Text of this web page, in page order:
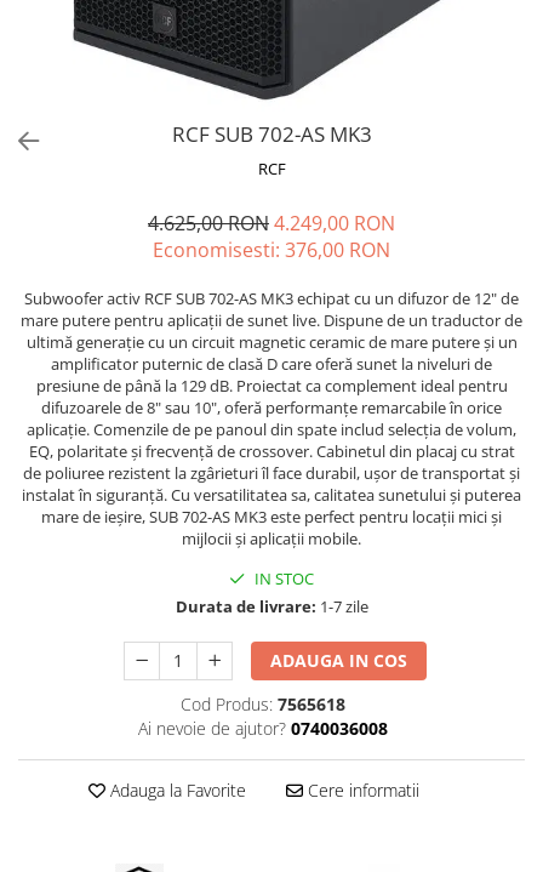
calibrare
Microfoane de studio
Microfoane de Suprafata
Microfoane lavaliera si headset
Microfoane pt Camere Video
conferinta
Microfoane Ribbon
Microfoane stereo
Microfoane Suspendabile
Microfoane wireless si sisteme
Stative de microfon
Studio si inregistrari
Accesorii de microfoane
Accesorii echipamente de studio
Controllere MIDI - USB DAW
Controllere monitoare de studio
Interfete audio
Microfoane de studio
RCF SUB 702-AS MK3
RCF
4.625,00 RON4.249,00 RON
Economisesti: 376,00 RON
Subwoofer activ RCF SUB 702-AS MK3 echipat cu un difuzor de 12" de
mare putere pentru aplicații de sunet live. Dispune de un traductor de
ultimă generație cu un circuit magnetic ceramic de mare putere și un
amplificator puternic de clasă D care oferă sunet la niveluri de
presiune de până la 129 dB. Proiectat ca complement ideal pentru
difuzoarele de 8" sau 10", oferă performanțe remarcabile în orice
aplicație. Comenzile de pe panoul din spate includ selecția de volum,
EQ, polaritate și frecvență de crossover. Cabinetul din placaj cu strat
de poliuree rezistent la zgârieturi îl face durabil, ușor de transportat și
instalat în siguranță. Cu versatilitatea sa, calitatea sunetului și puterea
mare de ieșire, SUB 702-AS MK3 este perfect pentru locații mici și
mijlocii și aplicații mobile.
IN STOC
Durata de livrare: 1-7 zile
ADAUGA IN COS
Cod Produs: 7565618
Ai nevoie de ajutor? 0740036008
Adauga la Favorite Cere informatii